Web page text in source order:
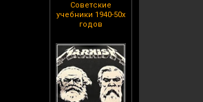
Советские
учебники 1940-50х
годов